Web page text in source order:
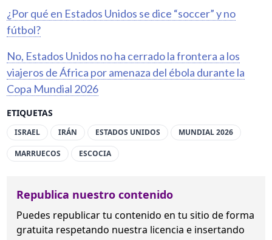
ETIQUETAS
ISRAEL IRÁN ESTADOS UNIDOS MUNDIAL 2026
MARRUECOS ESCOCIA
¿Por qué en Estados Unidos se dice “soccer” y no
fútbol?
No, Estados Unidos no ha cerrado la frontera a los
viajeros de África por amenaza del ébola durante la
Copa Mundial 2026
Republica nuestro contenido
Puedes republicar tu contenido en tu sitio de forma
gratuita respetando nuestra licencia e insertando